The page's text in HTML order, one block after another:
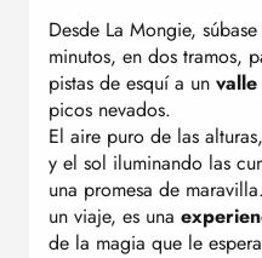
DE VACACIONES
EL RESTAURANTE
Desde La Mongie,
minutos, en dos tramos,
pistas de esquí a un
picos nevados.
El aire puro de las
y el sol iluminando las
una promesa de
un viaje, es una
de la magia que le